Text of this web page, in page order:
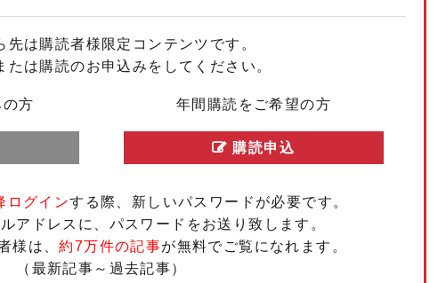
先は購読者様限定コンテンツです。
たは購読のお申込みをしてください。
方 年間購読をご希望の方
購読申込
ログインする際、新しいパスワードが必要です。
アドレスに、パスワードをお送り致します。
様は、約7万件の記事が無料でご覧になれます。
（最新記事～過去記事）